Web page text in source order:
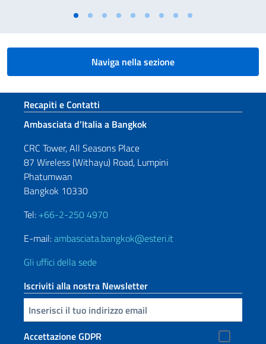
Naviga nella sezione
Sezione footer
Recapiti e Contatti
Ambasciata d’Italia a Bangkok
CRC Tower, All Seasons Place
87 Wireless (Withayu) Road, Lumpini
Phatumwan
Bangkok 10330
Tel: +66-2-250 4970
E-mail:ambasciata.bangkok@esteri.it
Gli uffici della sede
Iscriviti alla nostra Newsletter
Inserisci la tua email
Accettazione GDPR